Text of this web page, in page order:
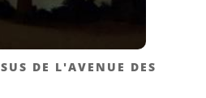
DE L'AVENUE DES